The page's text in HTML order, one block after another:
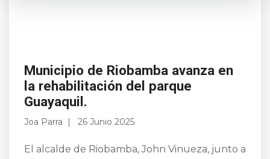
Municipio de Riobamba avanza en
la rehabilitación del parque
Guayaquil.
Joa Parra 26 Junio 2025
El alcalde de Riobamba, John Vinueza, junto a